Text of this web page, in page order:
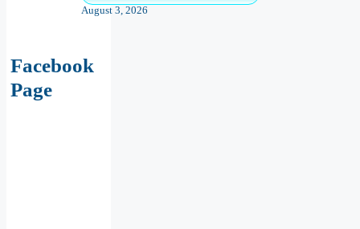
August 3, 2026
Facebook
Page